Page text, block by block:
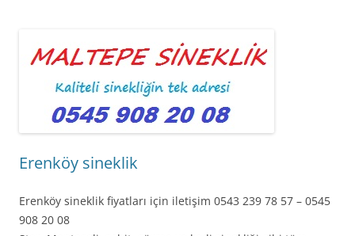
Erenköy sineklik
Erenköy sineklik fiyatları için iletişim 0543 239 78 57 – 0545
908 20 08